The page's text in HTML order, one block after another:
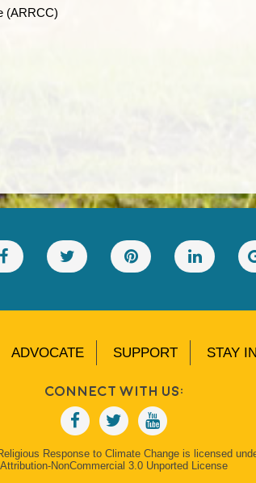
(ARRCC)
ADVOCATE SUPPORT STAY
Connect With Us:
Response to Climate Change is licensed
Attribution-NonCommercial 3.0 Unported License